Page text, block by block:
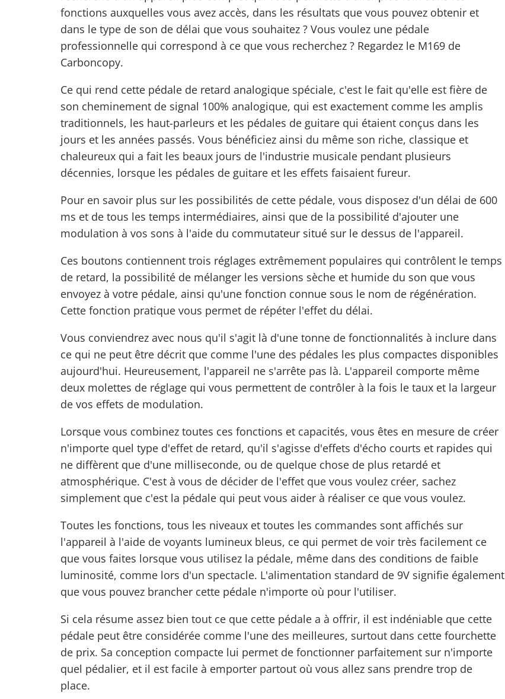
fonctions auxquelles vous avez accès, dans les résultats que vous pouvez obtenir et
dans le type de son de délai que vous souhaitez ? Vous voulez une pédale
professionnelle qui correspond à ce que vous recherchez ? Regardez le M169 de
Carboncopy.
Ce qui rend cette pédale de retard analogique spéciale, c'est le fait qu'elle est fière de
son cheminement de signal 100% analogique, qui est exactement comme les amplis
traditionnels, les haut-parleurs et les pédales de guitare qui étaient conçus dans les
jours et les années passés. Vous bénéficiez ainsi du même son riche, classique et
chaleureux qui a fait les beaux jours de l'industrie musicale pendant plusieurs
décennies, lorsque les pédales de guitare et les effets faisaient fureur.
Pour en savoir plus sur les possibilités de cette pédale, vous disposez d'un délai de 600
ms et de tous les temps intermédiaires, ainsi que de la possibilité d'ajouter une
modulation à vos sons à l'aide du commutateur situé sur le dessus de l'appareil.
Ces boutons contiennent trois réglages extrêmement populaires qui contrôlent le temps
de retard, la possibilité de mélanger les versions sèche et humide du son que vous
envoyez à votre pédale, ainsi qu'une fonction connue sous le nom de régénération.
Cette fonction pratique vous permet de répéter l'effet du délai.
Vous conviendrez avec nous qu'il s'agit là d'une tonne de fonctionnalités à inclure dans
ce qui ne peut être décrit que comme l'une des pédales les plus compactes disponibles
aujourd'hui. Heureusement, l'appareil ne s'arrête pas là. L'appareil comporte même
deux molettes de réglage qui vous permettent de contrôler à la fois le taux et la largeur
de vos effets de modulation.
Lorsque vous combinez toutes ces fonctions et capacités, vous êtes en mesure de créer
n'importe quel type d'effet de retard, qu'il s'agisse d'effets d'écho courts et rapides qui
ne diffèrent que d'une milliseconde, ou de quelque chose de plus retardé et
atmosphérique. C'est à vous de décider de l'effet que vous voulez créer, sachez
simplement que c'est la pédale qui peut vous aider à réaliser ce que vous voulez.
Toutes les fonctions, tous les niveaux et toutes les commandes sont affichés sur
l'appareil à l'aide de voyants lumineux bleus, ce qui permet de voir très facilement ce
que vous faites lorsque vous utilisez la pédale, même dans des conditions de faible
luminosité, comme lors d'un spectacle. L'alimentation standard de 9V signifie également
que vous pouvez brancher cette pédale n'importe où pour l'utiliser.
Si cela résume assez bien tout ce que cette pédale a à offrir, il est indéniable que cette
pédale peut être considérée comme l'une des meilleures, surtout dans cette fourchette
de prix. Sa conception compacte lui permet de fonctionner parfaitement sur n'importe
quel pédalier, et il est facile à emporter partout où vous allez sans prendre trop de
place.